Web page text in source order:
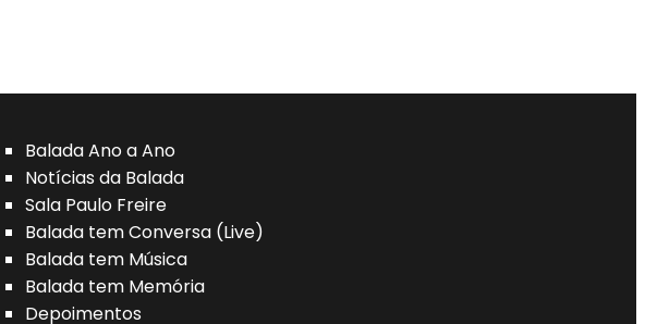
Balada Ano a Ano
Notícias da Balada
Sala Paulo Freire
Balada tem Conversa (Live)
Balada tem Música
Balada tem Memória
Depoimentos